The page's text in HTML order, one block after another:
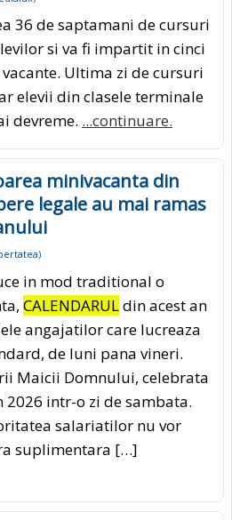
36 de saptamani de cursuri
si va fi impartit in cinci
Ultima zi de cursuri
elevii din clasele terminale
devreme. ...continuare.
minivacanta din
legale au mai ramas
)
in mod traditional o
CALENDARULdin acest an
angajatilor care lucreaza
de luni pana vineri.
Maicii Domnului, celebrata
2026 intr-o zi de sambata.
salariatilor nu vor
suplimentara […]